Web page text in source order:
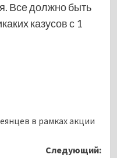
Все должно быть
казусов с 1
в рамках акции
Следующий: